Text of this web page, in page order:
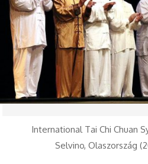
International Tai Chi Chuan
Selvino, Olaszország